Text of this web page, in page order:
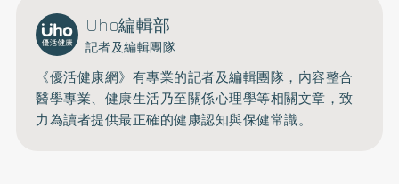
Uho編輯部
記者及編輯團隊
《優活健康網》有專業的記者及編輯團隊，內容整合
醫學專業、健康生活乃至關係心理學等相關文章，致
力為讀者提供最正確的健康認知與保健常識。